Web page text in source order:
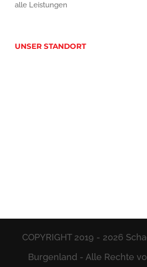
alle Leistungen
UNSER STANDORT
COPYRIGHT 2019 - 2026
Burgenland - Alle Rechte